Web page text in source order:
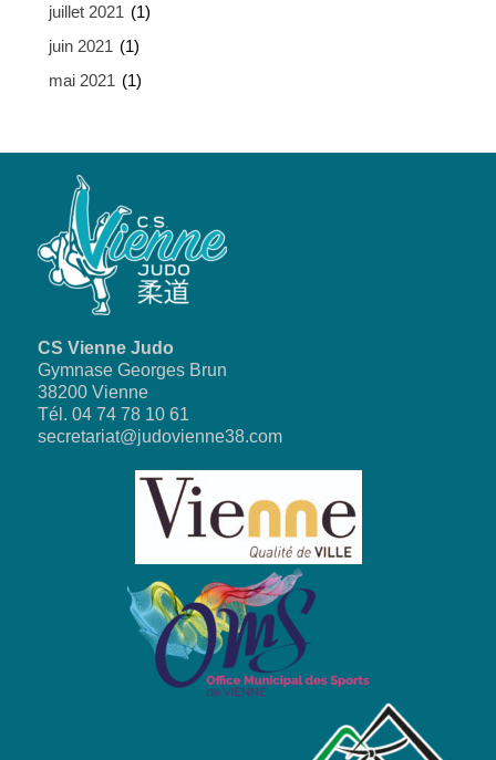
juillet 2021 (1)
juin 2021 (1)
mai 2021 (1)
CS Vienne Judo
Gymnase Georges Brun
38200 Vienne
Tél. 04 74 78 10 61
secretariat@judovienne38.com